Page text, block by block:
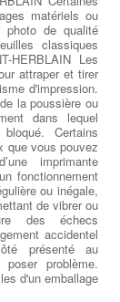
matériels ou
photo de qualité
classiques
HERBLAIN Les
attraper et tirer
d'impression.
la poussière ou
dans lequel
Certains
que vous pouvez
imprimante
fonctionnement
ou inégale,
de vibrer ou
des échecs
accidentel
présenté au
poser problème.
d'un emballage